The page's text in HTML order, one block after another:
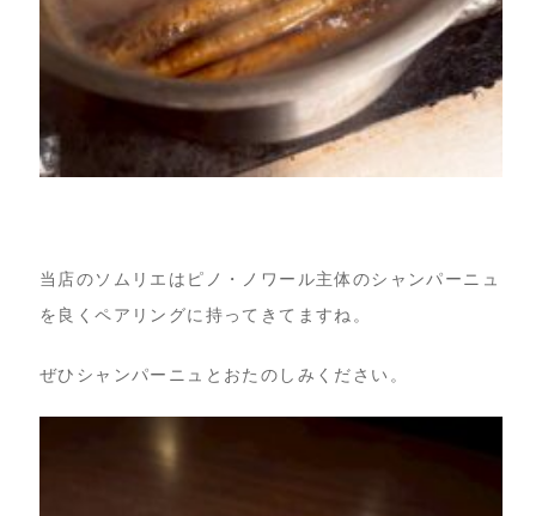
当店のソムリエはピノ・ノワール主体のシャンパーニュ
を良くペアリングに持ってきてますね。
ぜひシャンパーニュとおたのしみください。